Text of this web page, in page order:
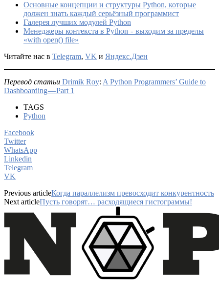
Основные концепции и структуры Python, которые
должен знать каждый серьёзный программист
Галерея лучших модулей Python
Менеджеры контекста в Python - выходим за пределы
«with open() file»
Читайте нас в Telegram, VK и Яндекс.Дзен
Перевод статьи Drimik Roy: A Python Programmers’ Guide to
Dashboarding — Part 1
TAGS
Python
Facebook
Twitter
WhatsApp
Linkedin
Telegram
VK
Previous articleКогда параллелизм превосходит конкурентность
Next articleПусть говорят… расходящиеся гистограммы!